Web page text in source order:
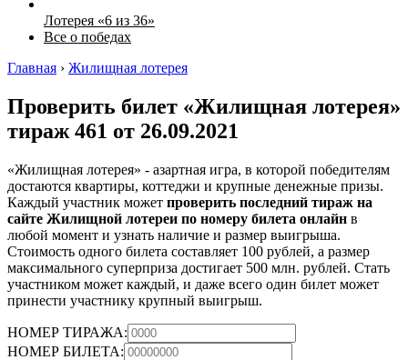
Лотерея «6 из 36»
Все о победах
Главная › Жилищная лотерея
Проверить билет «Жилищная лотерея»
тираж 461 от 26.09.2021
«Жилищная лотерея» - азартная игра, в которой победителям
достаются квартиры, коттеджи и крупные денежные призы.
Каждый участник может проверить последний тираж на
сайте Жилищной лотереи по номеру билета онлайн в
любой момент и узнать наличие и размер выигрыша.
Стоимость одного билета составляет 100 рублей, а размер
максимального суперприза достигает 500 млн. рублей. Стать
участником может каждый, и даже всего один билет может
принести участнику крупный выигрыш.
НОМЕР ТИРАЖА:
НОМЕР БИЛЕТА: